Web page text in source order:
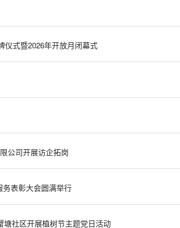
仪式暨2026年开放月闭幕式
公司开展访企拓岗
表彰大会圆满举行
社区开展植树节主题党日活动